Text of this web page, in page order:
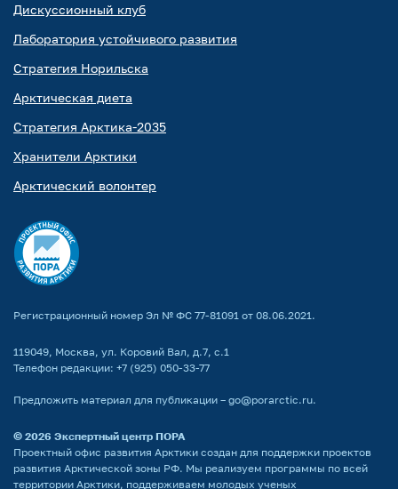
Дискуссионный клуб
Лаборатория устойчивого развития
Стратегия Норильска
Арктическая диета
Стратегия Арктика-2035
Хранители Арктики
Арктический волонтер
Регистрационный номер Эл № ФС 77-81091 от 08.06.2021.
119049, Москва, ул. Коровий Вал, д.7, с.1
Телефон редакции: +7 (925) 050-33-77
Предложить материал для публикации – go@porarctic.ru.
© 2026 Экспертный центр ПОРА
Проектный офис развития Арктики создан для поддержки проектов
развития Арктической зоны РФ. Мы реализуем программы по всей
территории Арктики, поддерживаем молодых ученых